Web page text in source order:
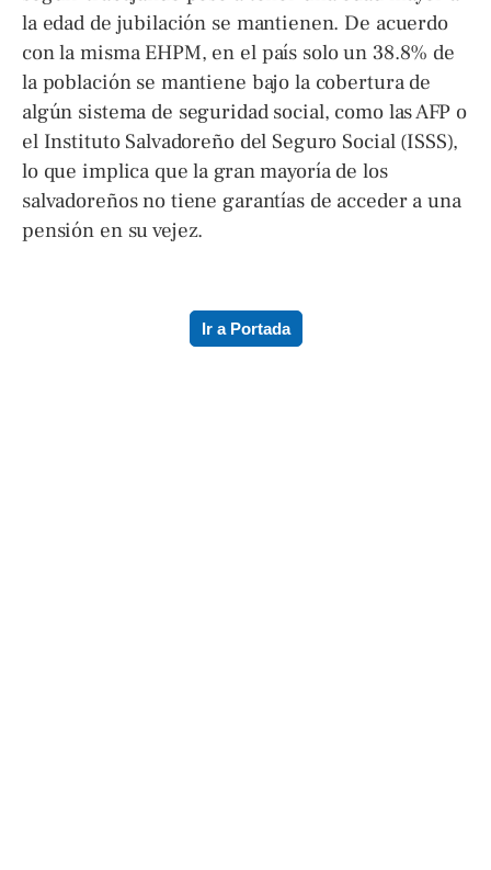
la edad de jubilación se mantienen. De acuerdo
con la misma EHPM, en el país solo un 38.8% de
la población se mantiene bajo la cobertura de
algún sistema de seguridad social, como las AFP o
el Instituto Salvadoreño del Seguro Social (ISSS),
lo que implica que la gran mayoría de los
salvadoreños no tiene garantías de acceder a una
pensión en su vejez.
Ir a Portada